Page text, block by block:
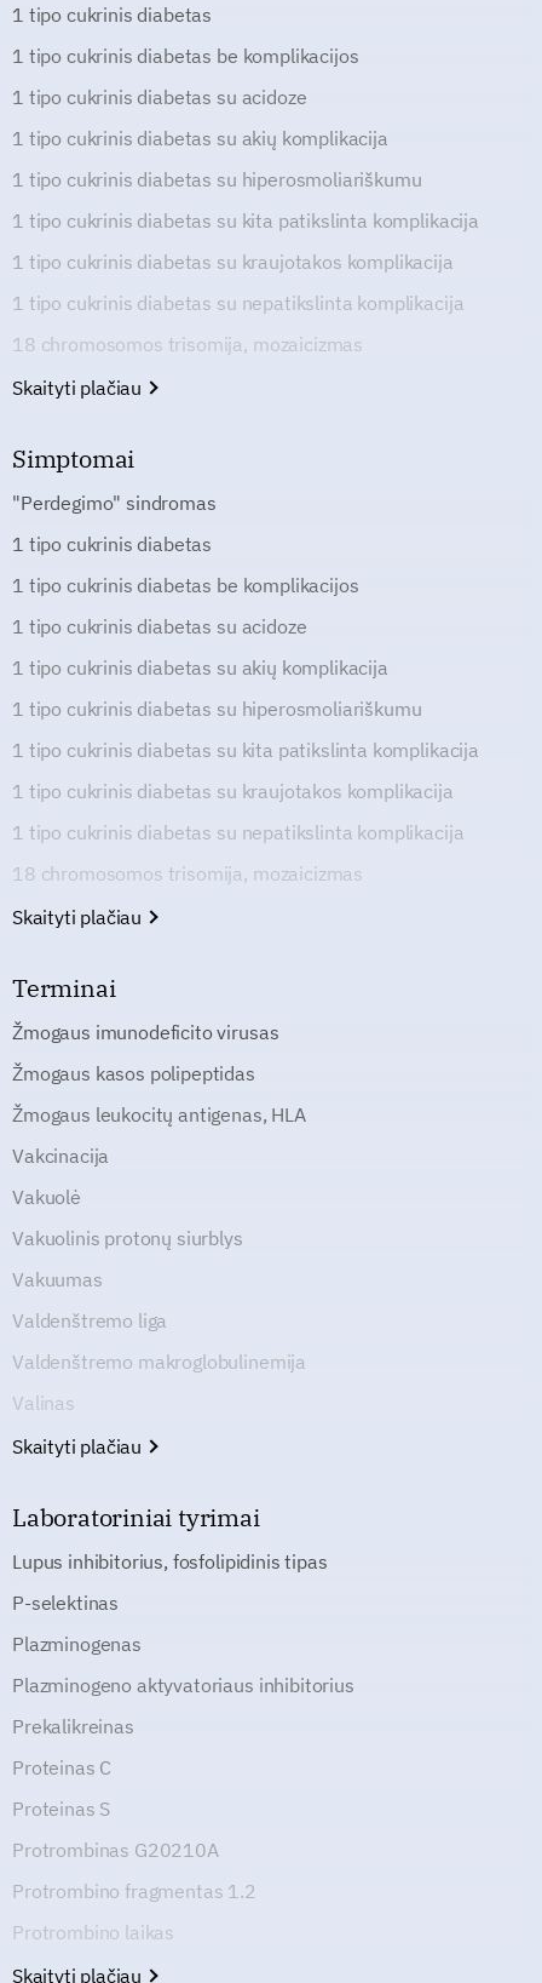
1 tipo cukrinis diabetas
1 tipo cukrinis diabetas be komplikacijos
1 tipo cukrinis diabetas su acidoze
1 tipo cukrinis diabetas su akių komplikacija
1 tipo cukrinis diabetas su hiperosmoliariškumu
1 tipo cukrinis diabetas su kita patikslinta komplikacija
1 tipo cukrinis diabetas su kraujotakos komplikacija
1 tipo cukrinis diabetas su nepatikslinta komplikacija
18 chromosomos trisomija, mozaicizmas
Skaityti plačiau
Simptomai
"Perdegimo" sindromas
1 tipo cukrinis diabetas
1 tipo cukrinis diabetas be komplikacijos
1 tipo cukrinis diabetas su acidoze
1 tipo cukrinis diabetas su akių komplikacija
1 tipo cukrinis diabetas su hiperosmoliariškumu
1 tipo cukrinis diabetas su kita patikslinta komplikacija
1 tipo cukrinis diabetas su kraujotakos komplikacija
1 tipo cukrinis diabetas su nepatikslinta komplikacija
18 chromosomos trisomija, mozaicizmas
Skaityti plačiau
Terminai
Žmogaus imunodeficito virusas
Žmogaus kasos polipeptidas
Žmogaus leukocitų antigenas, HLA
Vakcinacija
Vakuolė
Vakuolinis protonų siurblys
Vakuumas
Valdenštremo liga
Valdenštremo makroglobulinemija
Valinas
Skaityti plačiau
Laboratoriniai tyrimai
Lupus inhibitorius, fosfolipidinis tipas
P-selektinas
Plazminogenas
Plazminogeno aktyvatoriaus inhibitorius
Prekalikreinas
Proteinas C
Proteinas S
Protrombinas G20210A
Protrombino fragmentas 1.2
Protrombino laikas
Skaityti plačiau